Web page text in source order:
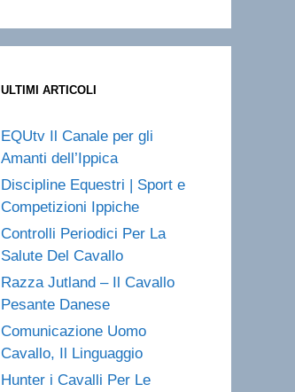
ULTIMI ARTICOLI
EQUtv Il Canale per gli
Amanti dell’Ippica
Discipline Equestri | Sport e
Competizioni Ippiche
Controlli Periodici Per La
Salute Del Cavallo
Razza Jutland – Il Cavallo
Pesante Danese
Comunicazione Uomo
Cavallo, Il Linguaggio
Hunter i Cavalli Per Le